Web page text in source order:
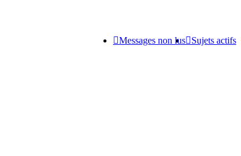
Sujets actifs
Messages non lus